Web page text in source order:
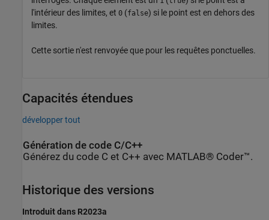
l'intérieur des limites, et 0 (false) si le point est en dehors des
limites.
Cette sortie n'est renvoyée que pour les requêtes ponctuelles.
Capacités étendues
développer tout
Génération de code C/C++
Générez du code C et C++ avec MATLAB® Coder™.
Historique des versions
Introduit dans R2023a